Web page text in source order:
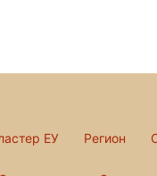
ЕУ Регион